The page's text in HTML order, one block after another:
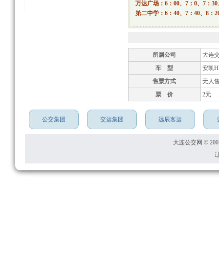
万达广场：6：00、7：0、7：
第二中学：6：40、7：40、8：
所属公司
大连
车 型
安凯
售票方式
无人
票 价
2元
公交集团 交运集团 远辰客运
大连公交网 ©